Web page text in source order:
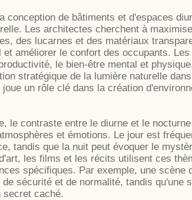
conception de bâtiments et d'espaces
Les architectes cherchent à
des lucarnes et des matériaux
améliorer le confort des occupants.
le bien-être mental et
stratégique de la lumière naturelle
un rôle clé dans la création
le contraste entre le diurne et le
et émotions. Le jour est
tandis que la nuit peut évoquer le
les films et les récits utilisent ces
spécifiques. Par exemple, une scène
sécurité et de normalité, tandis qu'une
secret caché.